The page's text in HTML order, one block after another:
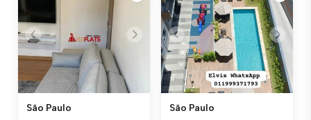
São Paulo São Paulo